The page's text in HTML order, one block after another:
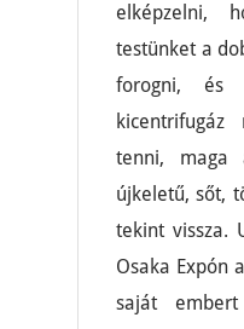
elképzelni,
testünket a
forogni,
kicentrifugáz
tenni, maga
újkeletű, sőt,
tekint vissza.
Osaka Expón
saját